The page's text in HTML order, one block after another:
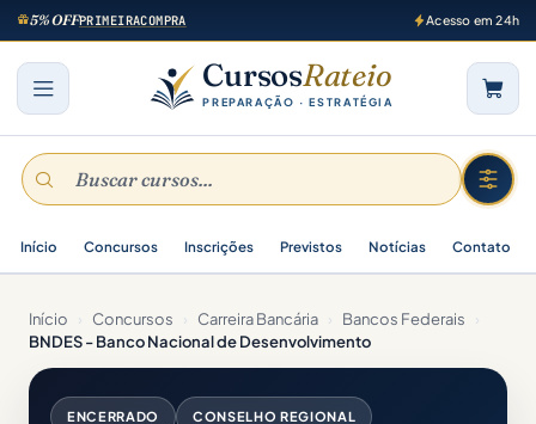
5% OFFPRIMEIRACOMPRA Acesso em 24h
CursosRateio
PREPARAÇÃO · ESTRATÉGIA
Início Concursos Inscrições Previstos Notícias Contato
Início › Concursos › Carreira Bancária › Bancos Federais
›
BNDES - Banco Nacional de Desenvolvimento
ENCERRADO CONSELHO REGIONAL